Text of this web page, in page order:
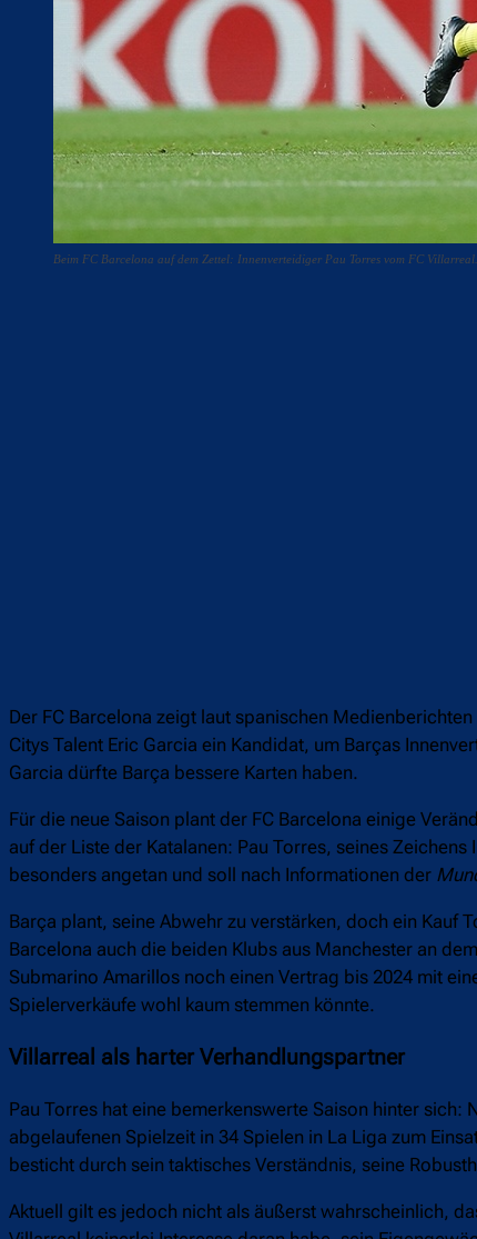
Beim FC Barcelona auf dem Zettel: Innenverteidiger Pau Torres vom FC
Der FC Barcelona zeigt laut spanischen
Citys Talent Eric Garcia ein Kandidat, um Barças
Garcia dürfte Barça bessere Karten haben.
Für die neue Saison plant der FC Barcelona einige
auf der Liste der Katalanen: Pau Torres, seines
besonders angetan und soll nach Informationen der
Barça plant, seine Abwehr zu verstärken, doch ein Kauf
Barcelona auch die beiden Klubs aus Manchester an
Submarino Amarillos noch einen Vertrag bis 2024 mit
Spielerverkäufe wohl kaum stemmen könnte.
Villarreal als harter Verhandlungspartner
Pau Torres hat eine bemerkenswerte Saison hinter
abgelaufenen Spielzeit in 34 Spielen in La Liga zum
besticht durch sein taktisches Verständnis, seine
Aktuell gilt es jedoch nicht als äußerst wahrscheinlich,